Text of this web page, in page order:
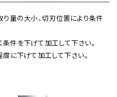
り量の大小、切刃位置により条件
件を下げて加工して下さい。
に下げて加工して下さい。